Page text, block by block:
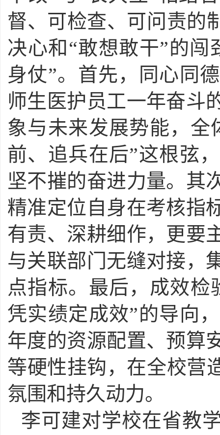
督、可检查、可问责的
决心和“敢想敢干”的
身仗”。首先，同心同
师生医护员工一年奋斗
象与未来发展势能，全
前、追兵在后”这根弦
坚不摧的奋进力量。其
精准定位自身在考核指
有责、深耕细作，更要
与关联部门无缝对接，
点指标。最后，成效检
凭实绩定成效”的导向
年度的资源配置、预算
等硬性挂钩，在全校营
氛围和持久动力。
李可建对学校在省教